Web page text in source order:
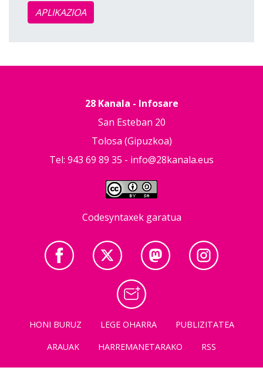
APLIKAZIOA
28 Kanala - Infosare
San Esteban 20
Tolosa (Gipuzkoa)
Tel: 943 69 89 35 - info@28kanala.eus
Codesyntaxek garatua
HONI BURUZ LEGE OHARRA
PUBLIZITATEA
ARAUAK
HARREMANETARAKO RSS